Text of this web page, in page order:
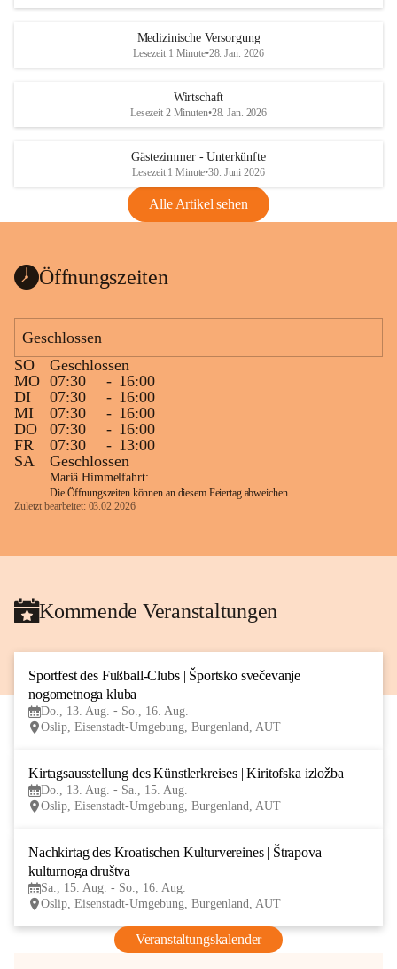
Medizinische Versorgung
Lesezeit 1 Minute•28. Jan. 2026
Wirtschaft
Lesezeit 2 Minuten•28. Jan. 2026
Gästezimmer - Unterkünfte
Lesezeit 1 Minute•30. Juni 2026
Alle Artikel sehen
Öffnungszeiten
Geschlossen
SO
Geschlossen
MO 07:30 - 16:00
DI
07:30 - 16:00
MI
07:30 - 16:00
DO
07:30 - 16:00
FR
07:30 - 13:00
SA
Geschlossen
Mariä Himmelfahrt:
Die Öffnungszeiten können an diesem Feiertag abweichen.
Zuletzt bearbeitet: 03.02.2026
Kommende Veranstaltungen
Sportfest des Fußball-Clubs | Športsko svečevanje
nogometnoga kluba
Do., 13. Aug. - So., 16. Aug.
Oslip, Eisenstadt-Umgebung, Burgenland, AUT
Kirtagsausstellung des Künstlerkreises | Kiritofska izložba
Do., 13. Aug. - Sa., 15. Aug.
Oslip, Eisenstadt-Umgebung, Burgenland, AUT
Nachkirtag des Kroatischen Kulturvereines | Štrapova
kulturnoga društva
Sa., 15. Aug. - So., 16. Aug.
Oslip, Eisenstadt-Umgebung, Burgenland, AUT
Veranstaltungskalender